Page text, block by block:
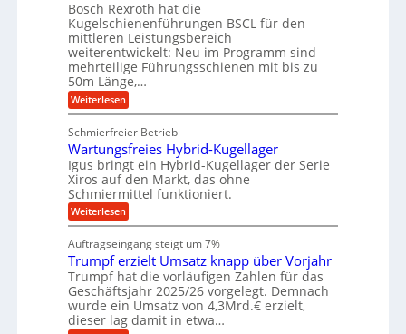
g
e
b
u
n
g
n
s
e
u
b
b
e
w
e
g
u
n
g
e
n
t
o
m
o
t
i
v
e
u
n
d
M
a
s
c
h
i
n
n
b
a
u
a
l
e
r
W
e
r
k
z
e
u
g
k
r
e
i
s
l
a
u
f
Bosch Rexroth hat die
Kugelschienenführungen BSCL für den
mittleren Leistungsbereich
weiterentwickelt: Neu im Programm sind
mehrteilige Führungsschienen mit bis zu
50m Länge,…
Weiterlesen:
K
g
e
l
s
c
h
i
e
e
n
f
ü
h
r
u
Schmierfreier Betrieb
Wartungsfreies Hybrid-Kugellager
Igus bringt ein Hybrid-Kugellager der Serie
Xiros auf den Markt, das ohne
Schmiermittel funktioniert.
Weiterlesen:
W
r
t
u
n
g
s
f
Auftragseingang steigt um 7%
Trumpf erzielt Umsatz knapp über Vorjahr
Trumpf hat die vorläufigen Zahlen für das
Geschäftsjahr 2025/26 vorgelegt. Demnach
wurde ein Umsatz von 4,3Mrd.€ erzielt,
dieser lag damit in etwa…